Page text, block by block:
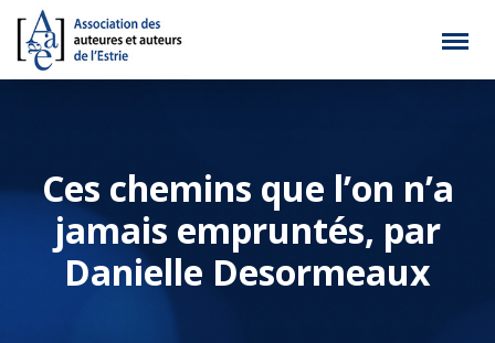
Ces chemins que l’on n’a
jamais empruntés, par
Danielle Desormeaux